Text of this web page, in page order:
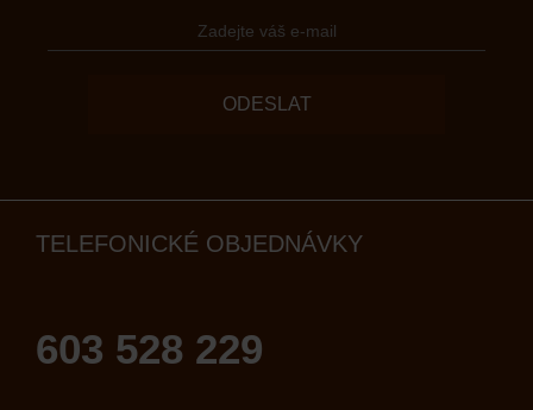
ODESLAT
TELEFONICKÉ OBJEDNÁVKY
603 528 229